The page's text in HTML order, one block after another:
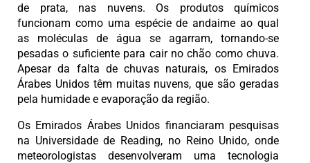
de prata, nas nuvens. Os produtos químicos
funcionam como uma espécie de andaime ao qual
as moléculas de água se agarram, tornando-se
pesadas o suficiente para cair no chão como chuva.
Apesar da falta de chuvas naturais, os Emirados
Árabes Unidos têm muitas nuvens, que são geradas
pela humidade e evaporação da região.
Os Emirados Árabes Unidos financiaram pesquisas
na Universidade de Reading, no Reino Unido, onde
meteorologistas desenvolveram uma tecnologia